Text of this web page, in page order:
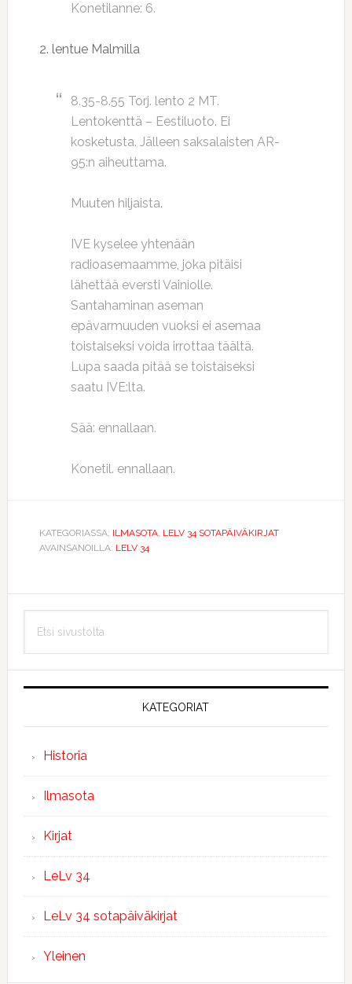
Konetilanne: 6.
2. lentue Malmilla
8.35-8.55 Torj. lento 2 MT.
Lentokenttä – Eestiluoto. Ei
kosketusta. Jälleen saksalaisten AR-
95:n aiheuttama.
Muuten hiljaista.
IVE kyselee yhtenään
radioasemaamme, joka pitäisi
lähettää eversti Vainiolle.
Santahaminan aseman
epävarmuuden vuoksi ei asemaa
toistaiseksi voida irrottaa täältä.
Lupa saada pitää se toistaiseksi
saatu IVE:lta.
Sää: ennallaan.
Konetil. ennallaan.
KATEGORIASSA: ILMASOTA, LELV 34 SOTAPÄIVÄKIRJAT
AVAINSANOILLA: LELV 34
Ensisijainen
sivupalkki
sivustolta
KATEGORIAT
Historia
Ilmasota
Kirjat
LeLv 34
LeLv 34 sotapäiväkirjat
Yleinen